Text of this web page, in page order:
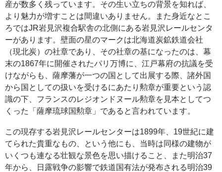
産が数多く残っています。その生い立ちの背景を知れば、
より魅力が増すことは間違いありません。また身近なとこ
ろではJR岩見沢複合駅舎の北側にある岩見沢レールセンタ
ーがあります。壁面の星のマークは北海道炭鉱鉄道会社
（現北炭）の社章であり、その社章の基になったのは、幕
末の1867年に開催されたパリ万博に、江戸幕府の抗議を受
けながらも、薩摩藩が一つの国として出展する際、諸外国
から国としての扱いを受けるにあたり勲章が重要という認
識の下、フランスのレジオンドヌール勲章を見本としてつ
くった「薩摩琉球国勲章」であると言われています。
この現存する岩見沢レールセンターは1899年、19世紀に建
てられた貴重なもの、という他にも、当時は同様の建物が
いくつも連なる壮観な景色を思い描けること、また明治37
年から、日露戦争の影響で鉄道国有法が発布される明治39